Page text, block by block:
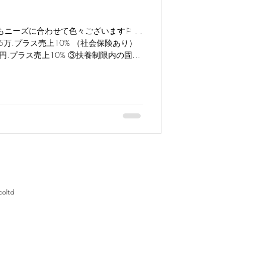
ニーズに合わせて色々ございます⚐ . .
.プラス売上10% （社会保険あり）
プラス売上10% ③扶養制限内の固定